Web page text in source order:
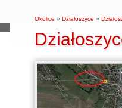
Okolice » Działoszyce »